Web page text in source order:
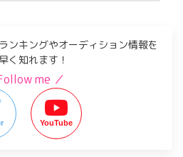
ンキングやオーディション情報を
く知れます！
me ／
YouTube